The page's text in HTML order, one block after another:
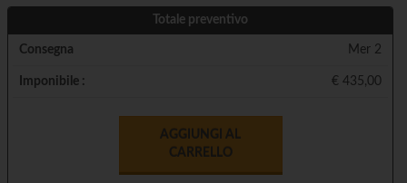
Totale preventivo
Consegna Mer 2
Imponibile : € 435,00
AGGIUNGI AL
CARRELLO